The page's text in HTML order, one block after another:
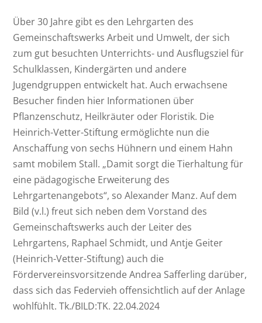
Über 30 Jahre gibt es den Lehrgarten des
Gemeinschaftswerks Arbeit und Umwelt, der sich
zum gut besuchten Unterrichts- und Ausflugsziel für
Schulklassen, Kindergärten und andere
Jugendgruppen entwickelt hat. Auch erwachsene
Besucher finden hier Informationen über
Pflanzenschutz, Heilkräuter oder Floristik. Die
Heinrich-Vetter-Stiftung ermöglichte nun die
Anschaffung von sechs Hühnern und einem Hahn
samt mobilem Stall. „Damit sorgt die Tierhaltung für
eine pädagogische Erweiterung des
Lehrgartenangebots“, so Alexander Manz. Auf dem
Bild (v.l.) freut sich neben dem Vorstand des
Gemeinschaftswerks auch der Leiter des
Lehrgartens, Raphael Schmidt, und Antje Geiter
(Heinrich-Vetter-Stiftung) auch die
Fördervereinsvorsitzende Andrea Safferling darüber,
dass sich das Federvieh offensichtlich auf der Anlage
wohlfühlt. Tk./BILD:TK. 22.04.2024